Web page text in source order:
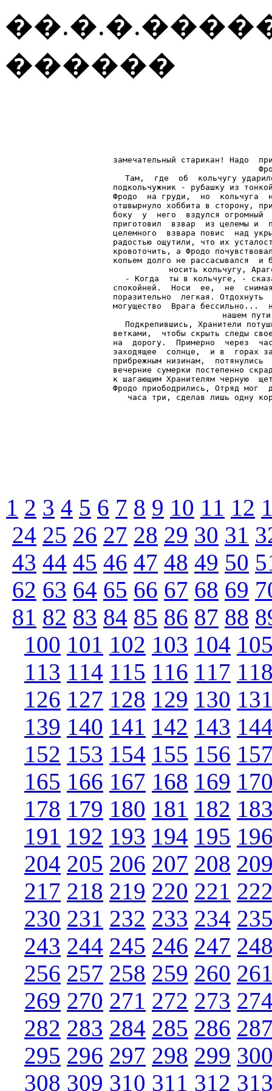
������
замечательный старикан! Надо
Там,  где  об  кольчугу
подкольчужник - рубашку из
Фродо  на груди,  но  кольчуга
отшвырнуло хоббита в сторону,
боку  у  него  вздулся огромный
приготовил  взвар  из целемы и
целемного  взвара повис  над
радостью ощутили, что их
кровоточить, а Фродо
копьем долго не рассасывался
носить кольчугу,
- Когда  ты в кольчуге, -
спокойней.  Носи  ее,  не
поразительно  легкая.
могущество  Врага бессильно...
нашем
Подкрепившись, Хранители
ветками,  чтобы скрыть следы
на  дорогу.  Примерно  через
заходящее  солнце,  и в  горах
прибрежным низинам,
вечерние сумерки постепенно
к шагающим Хранителям черную
Фродо приободрились, Отряд мог
часа три, сделав лишь одну
1 2 3 4 5 6 7 8 9 10 11 12
24 25 26 27 28 29 30 31
43 44 45 46 47 48 49 50
62 63 64 65 66 67 68 69
81 82 83 84 85 86 87 88
100 101 102 103 104
113 114 115 116 117
126 127 128 129 130
139 140 141 142 143
152 153 154 155 156
165 166 167 168 169
178 179 180 181 182
191 192 193 194 195
204 205 206 207 208
217 218 219 220 221
230 231 232 233 234
243 244 245 246 247
256 257 258 259 260
269 270 271 272 273
282 283 284 285 286
295 296 297 298 299
308 309 310 311 312